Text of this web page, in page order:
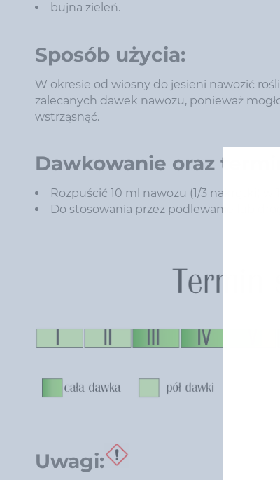
bujna zieleń.
Sposób użycia:
W okresie od wiosny do jesieni nawozić
zalecanych dawek nawozu, ponieważ
wstrząsnąć.
Dawkowanie oraz
Rozpuścić 10 ml nawozu (1/3 nakrętki) w
Do stosowania przez podlewanie lub
Uwagi: